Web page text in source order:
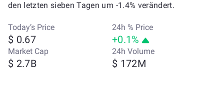
den letzten sieben Tagen um -1.4% verändert.
Today’s Price
$ 0.67
24h % Price
+0.1%
Market Cap
$ 2.7B
24h Volume
$ 172M